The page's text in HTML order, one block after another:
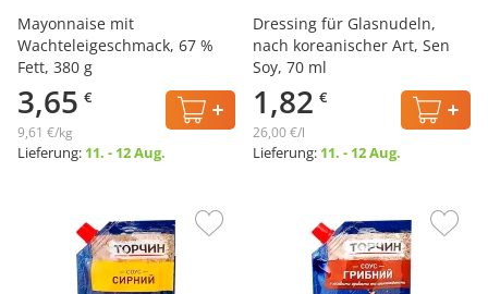
Mayonnaise mit
Wachteleigeschmack, 67 %
Fett, 380 g
3,65 €
9,61 €/kg
Lieferung: 11. - 12 Aug.
Dressing für Glasnudeln,
nach koreanischer Art, Sen
Soy, 70 ml
1,82 €
26,00 €/l
Lieferung: 11. - 12 Aug.